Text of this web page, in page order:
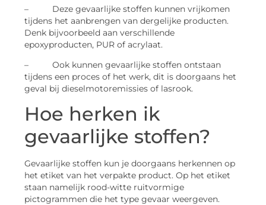
– Deze gevaarlijke stoffen kunnen vrijkomen
tijdens het aanbrengen van dergelijke producten.
Denk bijvoorbeeld aan verschillende
epoxyproducten, PUR of acrylaat.
– Ook kunnen gevaarlijke stoffen ontstaan
tijdens een proces of het werk, dit is doorgaans het
geval bij dieselmotoremissies of lasrook.
Hoe herken ik
gevaarlijke stoffen?
Gevaarlijke stoffen kun je doorgaans herkennen op
het etiket van het verpakte product. Op het etiket
staan namelijk rood-witte ruitvormige
pictogrammen die het type gevaar weergeven.